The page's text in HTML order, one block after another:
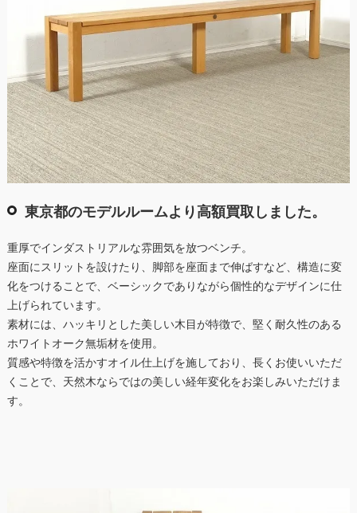
東京都のモデルルームより高額買取しました。
重厚でインダストリアルな雰囲気を放つベンチ。
座面にスリットを設けたり、脚部を座面まで伸ばすなど、構造に変
化をつけることで、ベーシックでありながら個性的なデザインに仕
上げられています。
素材には、ハッキリとした美しい木目が特徴で、堅く耐久性のある
ホワイトオーク無垢材を使用。
質感や特徴を活かすオイル仕上げを施しており、長くお使いいただ
くことで、天然木ならではの美しい経年変化をお楽しみいただけま
す。